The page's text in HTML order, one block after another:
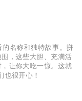
的名称和独特故事。拼
，这些大胆、充满活
让你大吃一惊。这就
也很开心！